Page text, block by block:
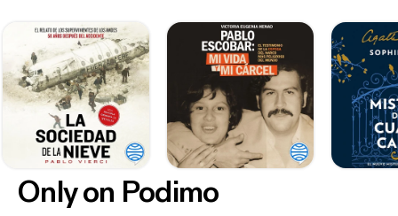
Only on Podimo